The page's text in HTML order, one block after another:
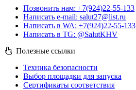
Позвонить нам: +7(924)22-55-133
Написать e-mail: salut27@list.ru
Написать в WA: +7(924)22-55-133
Написать в TG: @SalutKHV
Полезные ссылки
Техника безопасности
Выбор площадки для запуска
Сертификаты соответствия